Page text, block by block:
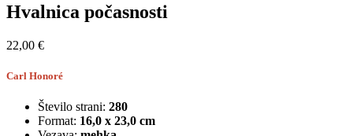
Hvalnica počasnosti
22,00 €
Carl Honoré
Število strani: 280
Format: 16,0 x 23,0 cm